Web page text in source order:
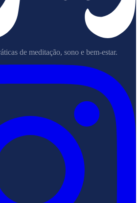
de meditação, sono e bem-estar.